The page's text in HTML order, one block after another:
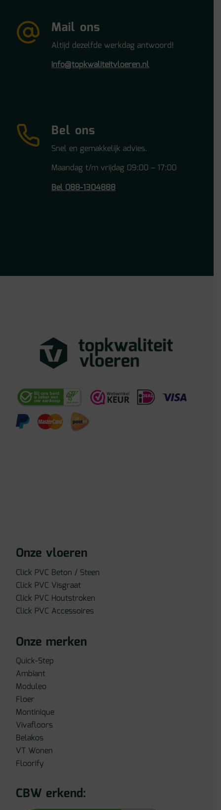
Mail ons
Altijd dezelfde werkdag antwoord!
info@topkwaliteitvloeren.nl
Bel ons
Snel en gemakkelijk advies.
Maandag t/m vrijdag 09:00 – 17:00
Bel 088-1304888
Onze vloeren
Click PVC Beton / Steen
Click PVC Visgraat
Click PVC Houtstroken
Click PVC Accessoires
Onze merken
Quick-Step
Ambiant
Moduleo
Floer
Montinique
Vivafloors
Belakos
VT Wonen
Floorify
CBW erkend: